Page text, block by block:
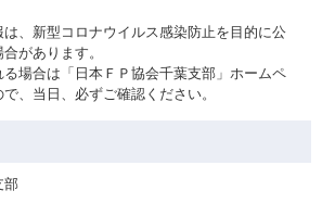
は、新型コロナウイルス感染防止を目的に公
があります。
る場合は「日本ＦＰ協会千葉支部」ホームペ
、当日、必ずご確認ください。
部